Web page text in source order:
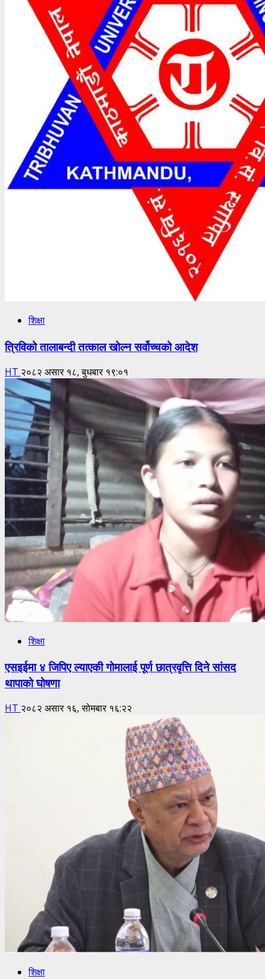
शिक्षा
त्रिविको तालाबन्दी तत्काल खोल्न सर्वोच्चको आदेश
HT २०८२ असार १८, बुधबार १९:०१
शिक्षा
एसइईमा ४ जिपिए ल्याएकी गोमालाई पूर्ण छात्रवृत्ति दिने सांसद
थापाको घोषणा
HT २०८२ असार १६, सोमबार १६:२२
शिक्षा